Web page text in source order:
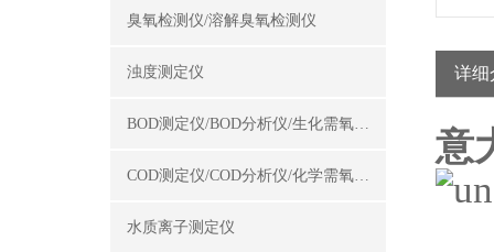
臭氧检测仪/溶解臭氧检测仪
浊度测定仪
BOD测定仪/BOD分析仪/生化需氧量测定仪
COD测定仪/COD分析仪/化学需氧量测定仪
水质离子测定仪
详细
意